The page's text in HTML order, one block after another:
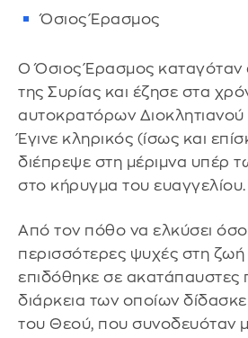
Όσιος Έρασμος
Ο Όσιος Έρασμος καταγόταν
της Συρίας και έζησε στα
αυτοκρατόρων Διοκλητιανού
Έγινε κληρικός (ίσως και
διέπρεψε στη μέριμνα υπέρ
στο κήρυγμα του ευαγγελίου.
Από τον πόθο να ελκύσει όσο
περισσότερες ψυχές στη ζωή
επιδόθηκε σε ακατάπαυστες
διάρκεια των οποίων
του Θεού, που συνοδευόταν